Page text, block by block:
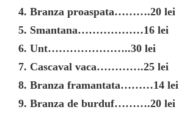
4. Branza proaspata……….20 lei
5. Smantana………………16 lei
6. Unt…………………..30 lei
7. Cascaval vaca………….25 lei
8. Branza framantata………14 lei
9. Branza de burduf……….20 lei